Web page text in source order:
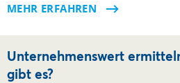
MEHR ERFAHREN
Unternehmenswert
gibt es?